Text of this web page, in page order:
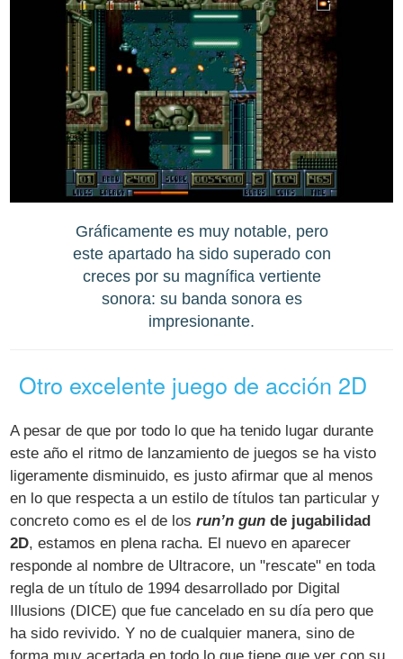
Gráficamente es muy notable, pero
este apartado ha sido superado con
creces por su magnífica vertiente
sonora: su banda sonora es
impresionante.
Otro excelente juego de acción 2D
A pesar de que por todo lo que ha tenido lugar durante
este año el ritmo de lanzamiento de juegos se ha visto
ligeramente disminuido, es justo afirmar que al menos
en lo que respecta a un estilo de títulos tan particular y
concreto como es el de losrun’n gun de jugabilidad
2D, estamos en plena racha. El nuevo en aparecer
responde al nombre de Ultracore, un "rescate" en toda
regla de un título de 1994 desarrollado por Digital
Illusions (DICE) que fue cancelado en su día pero que
ha sido revivido. Y no de cualquier manera, sino de